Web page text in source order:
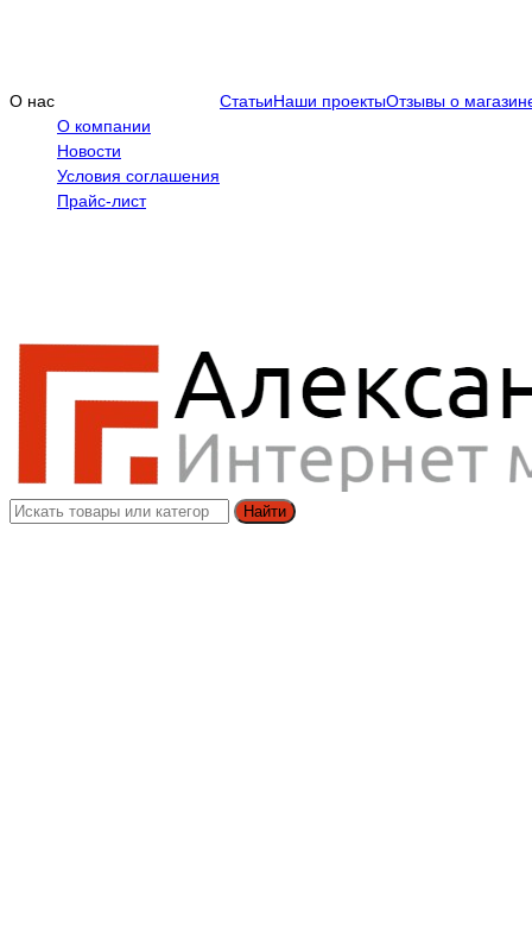
О нас
О компании
Новости
Условия соглашения
Прайс-лист
СтатьиНаши проектыОтзывы о
Найти